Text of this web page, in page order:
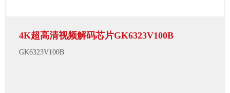
4K超高清视频解码芯片GK6323V100B
GK6323V100B